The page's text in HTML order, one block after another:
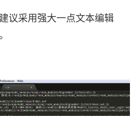
议采用强大一点文本编辑